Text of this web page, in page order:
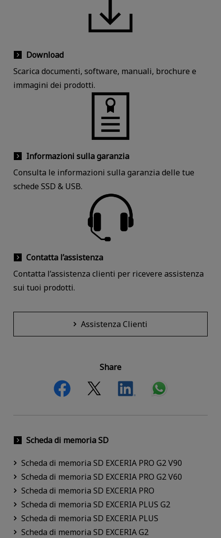
Download
Scarica documenti, software, manuali, brochure e
immagini dei prodotti.
Informazioni sulla garanzia
Consulta le informazioni sulla garanzia delle tue
schede SSD & USB.
Contatta l’assistenza
Contatta l’assistenza clienti per ricevere assistenza
sui tuoi prodotti.
Assistenza Clienti
Share
Scheda di memoria SD
Scheda di memoria SD EXCERIA PRO G2 V90
Scheda di memoria SD EXCERIA PRO G2 V60
Scheda di memoria SD EXCERIA PRO
Scheda di memoria SD EXCERIA PLUS G2
Scheda di memoria SD EXCERIA PLUS
Scheda di memoria SD EXCERIA G2